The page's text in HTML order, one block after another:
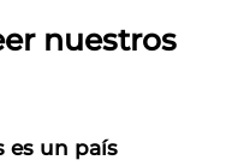
nuestros
es un país